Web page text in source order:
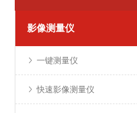
影像测量仪
一键测量仪
快速影像测量仪